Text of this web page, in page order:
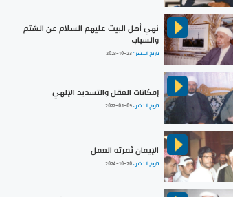
نهي أهل البيت عليهم السلام عن الشتم
والسباب
تاريخ النشر :2023-10-23
إمكانات العقل والتسديد الإلهي
تاريخ النشر :2022-05-09
الإيمان ثمرته العمل
تاريخ النشر :2024-10-20